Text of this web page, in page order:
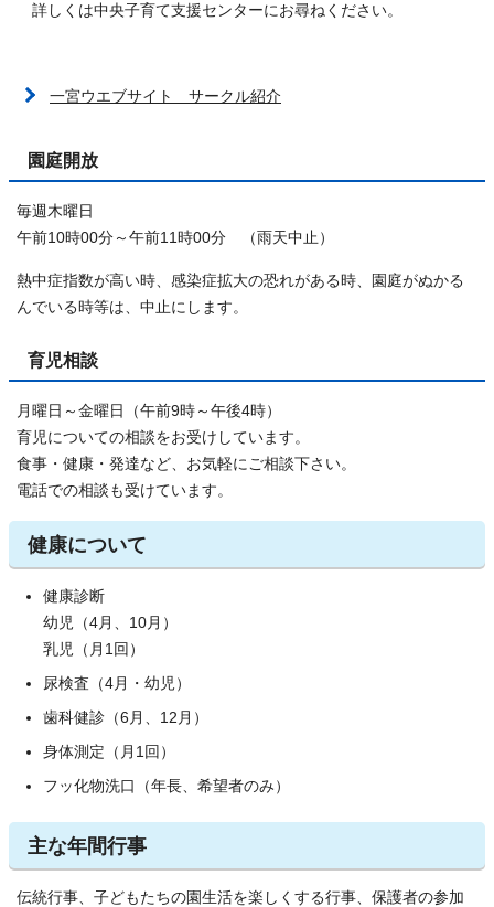
詳しくは中央子育て支援センターにお尋ねください。
一宮ウエブサイト サークル紹介
園庭開放
毎週木曜日
午前10時00分～午前11時00分 （雨天中止）
熱中症指数が高い時、感染症拡大の恐れがある時、園庭がぬかる
んでいる時等は、中止にします。
育児相談
月曜日～金曜日（午前9時～午後4時）
育児についての相談をお受けしています。
食事・健康・発達など、お気軽にご相談下さい。
電話での相談も受けています。
健康について
健康診断
幼児（4月、10月）
乳児（月1回）
尿検査（4月・幼児）
歯科健診（6月、12月）
身体測定（月1回）
フッ化物洗口（年長、希望者のみ）
主な年間行事
伝統行事、子どもたちの園生活を楽しくする行事、保護者の参加